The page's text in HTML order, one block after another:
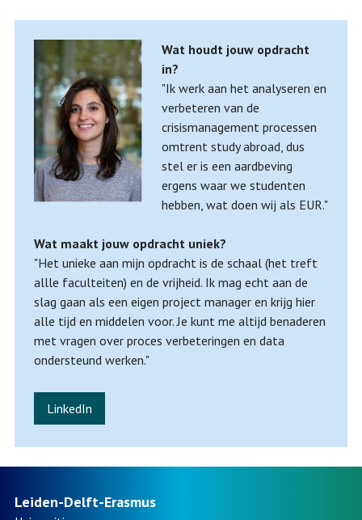
Wat houdt jouw opdracht
in?
"Ik werk aan het analyseren en
verbeteren van de
crisismanagement processen
omtrent study abroad, dus
stel er is een aardbeving
ergens waar we studenten
hebben, wat doen wij als EUR."
Wat maakt jouw opdracht uniek?
"Het unieke aan mijn opdracht is de schaal (het treft
allle faculteiten) en de vrijheid. Ik mag echt aan de
slag gaan als een eigen project manager en krijg hier
alle tijd en middelen voor. Je kunt me altijd benaderen
met vragen over proces verbeteringen en data
ondersteund werken."
LinkedIn
Leiden-Delft-Erasmus